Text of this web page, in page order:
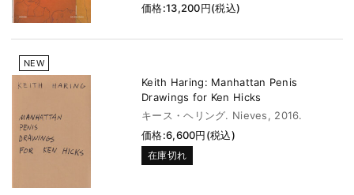
価格:13,200円(税込)
NEW
Keith Haring: Manhattan Penis
Drawings for Ken Hicks
キース・ヘリング. Nieves, 2016.
価格:6,600円(税込)
在庫切れ